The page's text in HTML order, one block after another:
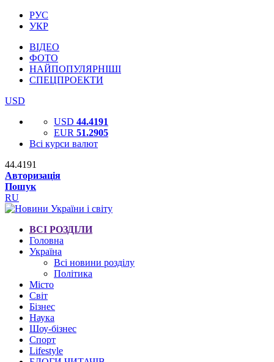
РУС
УКР
ВІДЕО
ФОТО
НАЙПОПУЛЯРНІШІ
СПЕЦПРОЕКТИ
USD
USD 44.4191
EUR 51.2905
Всі курси валют
44.4191
Авторизація
Пошук
RU
ВСІ РОЗДІЛИ
Головна
Україна
Всі новини розділу
Політика
Місто
Світ
Бізнес
Наука
Шоу-бізнес
Спорт
Lifestyle